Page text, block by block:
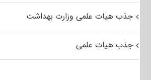
جذب هیات علمی وزارت بهداشت
جذب هیات علمی